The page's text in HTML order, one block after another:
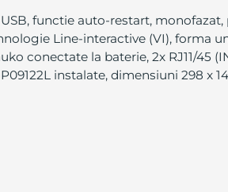
functie auto-restart,
Line-interactive (VI), forma
conectate la baterie, 2x RJ11/45
instalate, dimensiuni 298 x